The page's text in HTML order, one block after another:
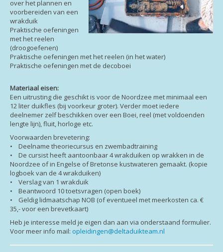
over het plannen en
voorbereiden van een
wrakduik
Praktische oefeningen
met het reelen
(droogoefenen)
Praktische oefeningen met het reelen (in het water)
Praktische oefeningen met de decoboei
Materiaal eisen:
Een uitrusting die geschikt is voor de Noordzee met minimaal een
12 liter duikfles (bij voorkeur groter). Verder moet iedere
deelnemer zelf beschikken over een Boei, reel (met voldoenden
lengte lijn), fluit, horloge etc.
Voorwaarden brevetering:
• Deelname theoriecursus en zwembadtraining
• De cursist heeft aantoonbaar 4 wrakduiken op wrakken in de
Noordzee of in Engelse of Bretonse kustwateren gemaakt. (kopie
logboek van de 4 wrakduiken)
• Verslag van 1 wrakduik
• Beantwoord 10 toetsvragen (open boek)
• Geldig lidmaatschap NOB (of eventueel met meerkosten ca. €
35,- voor een brevetkaart)
Heb je interesse meld je eigen dan aan via onderstaand formulier.
Voor meer info mail: opleidingen@deltaduikteam.nl